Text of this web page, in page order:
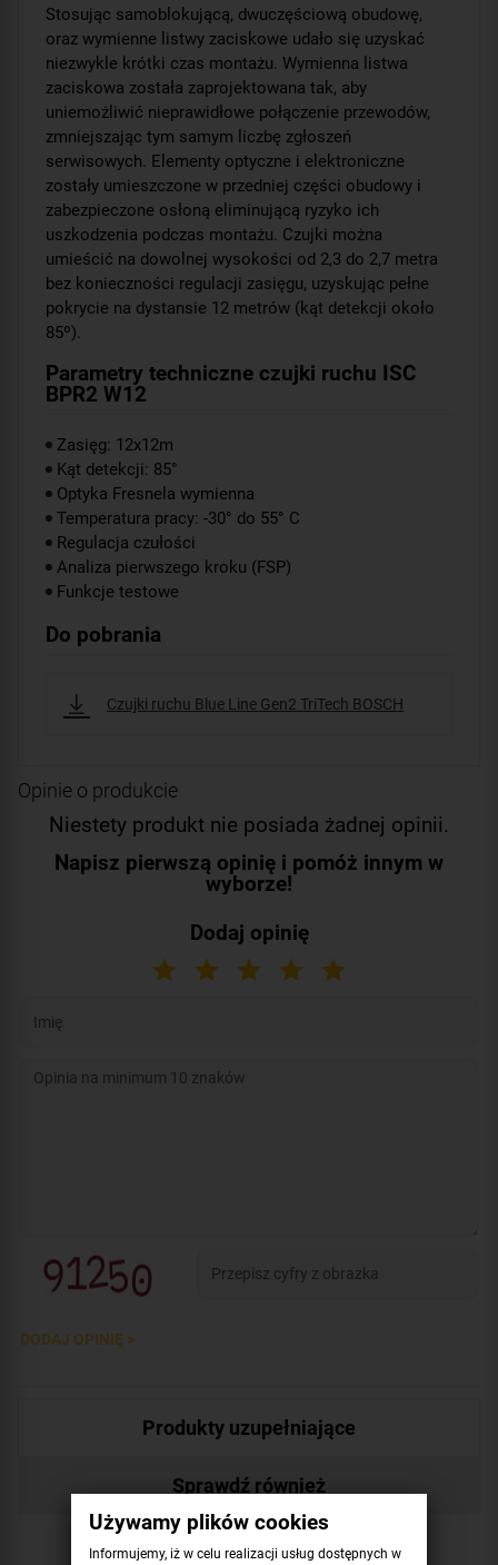
Stosując samoblokującą, dwuczęściową obudowę,
oraz wymienne listwy zaciskowe udało się uzyskać
niezwykle krótki czas montażu. Wymienna listwa
zaciskowa została zaprojektowana tak, aby
uniemożliwić nieprawidłowe połączenie przewodów,
zmniejszając tym samym liczbę zgłoszeń
serwisowych. Elementy optyczne i elektroniczne
zostały umieszczone w przedniej części obudowy i
zabezpieczone osłoną eliminującą ryzyko ich
uszkodzenia podczas montażu. Czujki można
umieścić na dowolnej wysokości od 2,3 do 2,7 metra
bez konieczności regulacji zasięgu, uzyskując pełne
pokrycie na dystansie 12 metrów (kąt detekcji około
85º).
Parametry techniczne czujki ruchu ISC
BPR2 W12
Zasięg: 12x12m
Kąt detekcji: 85°
Optyka Fresnela wymienna
Temperatura pracy: -30° do 55° C
Regulacja czułości
Analiza pierwszego kroku (FSP)
Funkcje testowe
Do pobrania
Czujki ruchu Blue Line Gen2 TriTech BOSCH
Opinie o produkcie
Niestety produkt nie posiada żadnej opinii.
Napisz pierwszą opinię i pomóż innym w
wyborze!
Dodaj opinię
DODAJ OPINIĘ >
Produkty uzupełniające
Sprawdź również
Używamy plików cookies
Informujemy, iż w celu realizacji usług dostępnych w